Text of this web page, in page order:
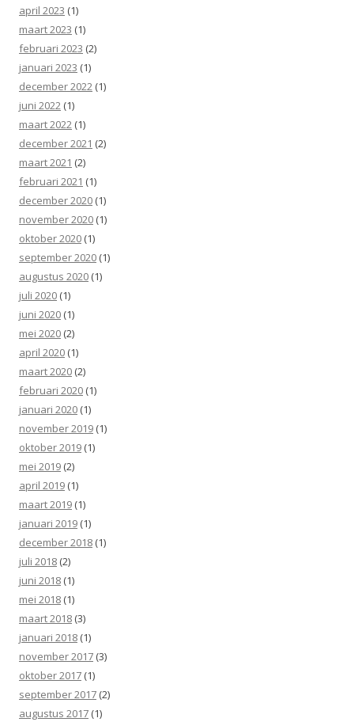
april 2023 (1)
maart 2023 (1)
februari 2023 (2)
januari 2023 (1)
december 2022 (1)
juni 2022 (1)
maart 2022 (1)
december 2021 (2)
maart 2021 (2)
februari 2021 (1)
december 2020 (1)
november 2020 (1)
oktober 2020 (1)
september 2020 (1)
augustus 2020 (1)
juli 2020 (1)
juni 2020 (1)
mei 2020 (2)
april 2020 (1)
maart 2020 (2)
februari 2020 (1)
januari 2020 (1)
november 2019 (1)
oktober 2019 (1)
mei 2019 (2)
april 2019 (1)
maart 2019 (1)
januari 2019 (1)
december 2018 (1)
juli 2018 (2)
juni 2018 (1)
mei 2018 (1)
maart 2018 (3)
januari 2018 (1)
november 2017 (3)
oktober 2017 (1)
september 2017 (2)
augustus 2017 (1)